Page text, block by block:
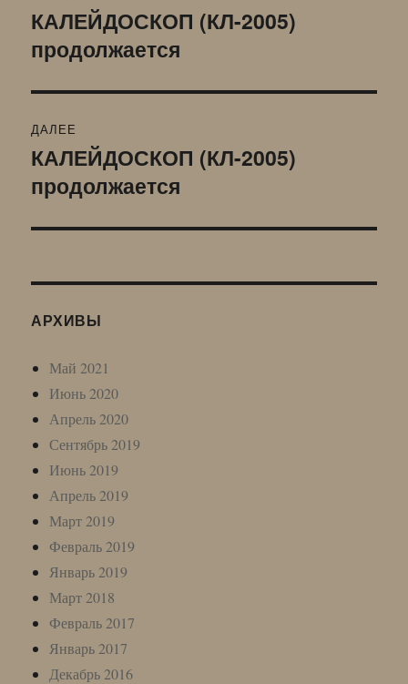
по
записям
Предыдущая
запись:
КАЛЕЙДОСКОП (КЛ-2005)
продолжается
ДАЛЕЕ
Следующая
запись:
КАЛЕЙДОСКОП (КЛ-2005)
продолжается
АРХИВЫ
Май 2021
Июнь 2020
Апрель 2020
Сентябрь 2019
Июнь 2019
Апрель 2019
Март 2019
Февраль 2019
Январь 2019
Март 2018
Февраль 2017
Январь 2017
Декабрь 2016